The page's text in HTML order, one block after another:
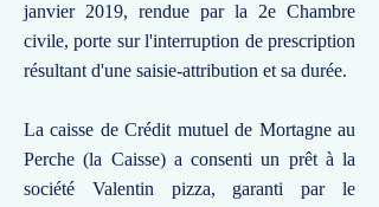
janvier 2019, rendue par la 2e Chambre
civile, porte sur l'interruption de prescription
résultant d'une saisie-attribution et sa durée.
La caisse de Crédit mutuel de Mortagne au
Perche (la Caisse) a consenti un prêt à la
société Valentin pizza, garanti par le